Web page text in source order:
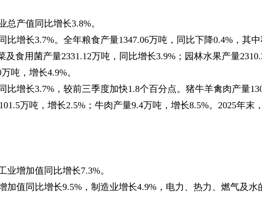
总产值同比增长3.8%。
比增长3.7%。全年粮食产量1347.06万吨，同比下降0.4%，其
及食用菌产量2331.12万吨，同比增长3.9%；园林水果产量
吨，增长4.9%。
比增长3.7%，较前三季度加快1.8个百分点。猪牛羊禽肉产量
万吨，增长2.5%；牛肉产量9.4万吨，增长8.5%。2025年末
业增加值同比增长7.3%。
加值同比增长9.5%，制造业增长4.9%，电力、热力、燃气及水